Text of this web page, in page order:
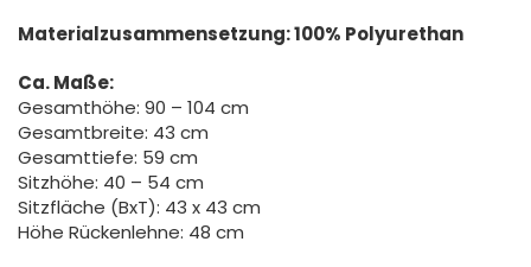
Materialzusammensetzung: 100% Polyurethan
Ca. Maße:
Gesamthöhe: 90 – 104 cm
Gesamtbreite: 43 cm
Gesamttiefe: 59 cm
Sitzhöhe: 40 – 54 cm
Sitzfläche (BxT): 43 x 43 cm
Höhe Rückenlehne: 48 cm